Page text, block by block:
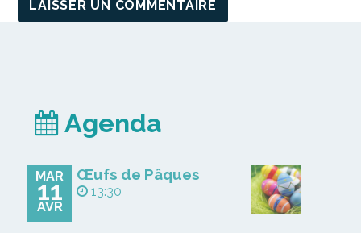
Agenda
MAR
11
AVR
Œufs de Pâques
13:30